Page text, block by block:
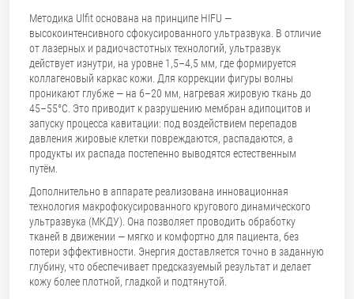
Методика Ulfit основана на принципе HIFU —
высокоинтенсивного сфокусированного ультразвука. В отличие
от лазерных и радиочастотных технологий, ультразвук
действует изнутри, на уровне 1,5–4,5 мм, где формируется
коллагеновый каркас кожи. Для коррекции фигуры волны
проникают глубже — на 6–20 мм, нагревая жировую ткань до
45–55°C. Это приводит к разрушению мембран адипоцитов и
запуску процесса кавитации: под воздействием перепадов
давления жировые клетки повреждаются, распадаются, а
продукты их распада постепенно выводятся естественным
путём.
Дополнительно в аппарате реализована инновационная
технология макрофокусированного кругового динамического
ультразвука (МКДУ). Она позволяет проводить обработку
тканей в движении — мягко и комфортно для пациента, без
потери эффективности. Энергия доставляется точно в заданную
глубину, что обеспечивает предсказуемый результат и делает
кожу более плотной, гладкой и подтянутой.